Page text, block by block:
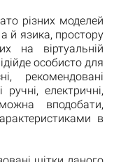
різних моделей
й язика, простору
на віртуальній
особисто для
рекомендовані
електричні,
вподобати,
в